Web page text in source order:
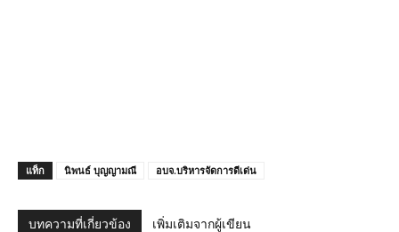
แท็ก นิพนธ์ บุญญามณี อบจ.บริหารจัดการดีเด่น
บทความที่เกี่ยวข้อง เพิ่มเติมจากผู้เขียน